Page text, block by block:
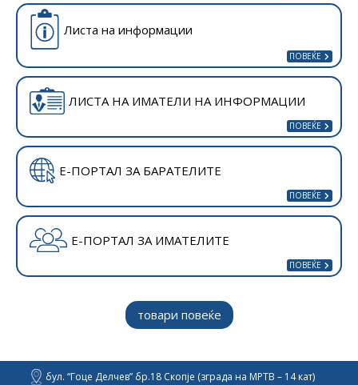
Листа на информации
ЛИСТА НА ИМАТЕЛИ НА ИНФОРМАЦИИ
Е-ПОРТАЛ ЗА БАРАТЕЛИТЕ
Е-ПОРТАЛ ЗА ИМАТЕЛИТЕ
товари повеќе
бул. “Гоце Делчев” бр.18 Скопје (зграда на МРТВ – 14 кат)